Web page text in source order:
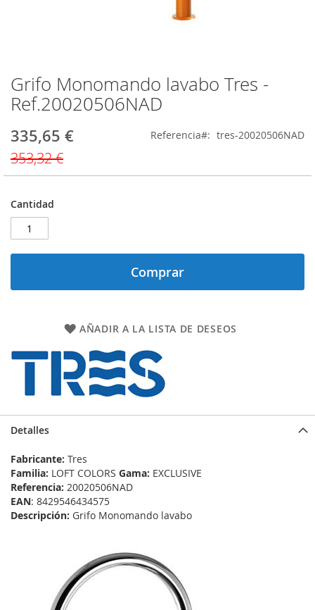
Grifo Monomando lavabo Tres -
Ref.20020506NAD
Precio
335,65 €
353,32 €
Referencia tres-20020506NAD
Cantidad
Comprar
AÑADIR A LA LISTA DE DESEOS
Saltar
al
comienzo
la
galería
de
imágenes
Detalles
Fabricante: Tres
Familia: LOFT COLORS Gama: EXCLUSIVE
Referencia: 20020506NAD
EAN: 8429546434575
Descripción: Grifo Monomando lavabo